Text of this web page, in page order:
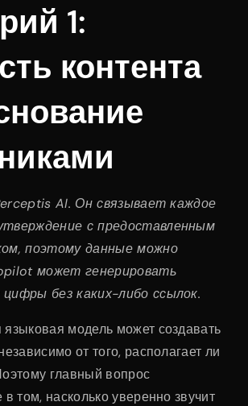
1:
контента
AI. Он связывает каждое
с предоставленным
поэтому данные можно
может генерировать
без каких-либо ссылок.
модель может создавать
от того, располагает ли
главный вопрос
в том, насколько уверенно звучит